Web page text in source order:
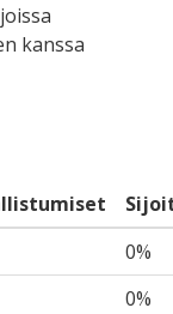
kanssa
0%
0%